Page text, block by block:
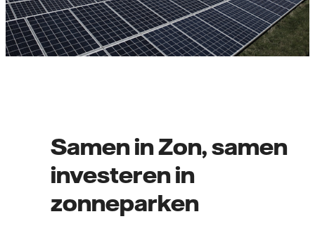
Samen in Zon, samen
investeren in
zonneparken